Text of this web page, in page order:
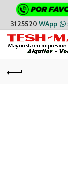
3125520WApp :